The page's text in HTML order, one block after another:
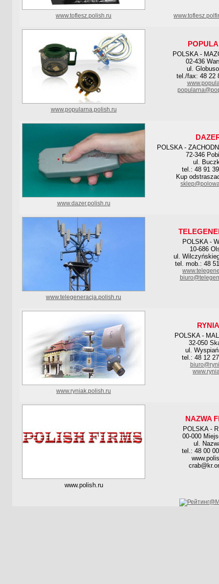
www.toflesz.polish.ru
POLSKA -
02-436
ul.
tel./fax: 48 22
www.popularna.polish.ru
POLSKA -
72-346
ul.
tel.: 48 91
Kup
www.dazer.polish.ru
POLSKA -
10-686
ul.
tel. mob.: 48
www.telegeneracja.polish.ru
POLSKA -
32-050
ul.
tel.: 48 12
www.ryniak.polish.ru
NAZWA
POLSKA -
00-000
ul.
tel.: 48 00
www.polish.ru